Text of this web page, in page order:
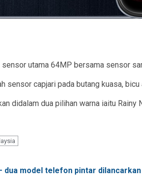
utama 64MP bersama sensor
sensor capjari pada butang kuasa,
didalam dua pilihan warna iaitu
dua model telefon pintar